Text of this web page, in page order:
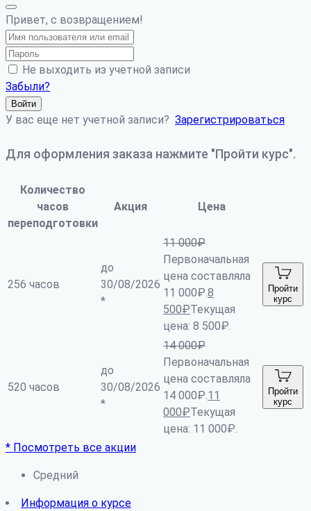
Привет, с возвращением!
Не выходить из учетной записи
Забыли?
Войти
У вас еще нет учетной записи? Зарегистрироваться
Для оформления заказа нажмите "Пройти курс".
Количество
часов
переподготовки
Акция Цена
256 часов
до
30/08/2026
*
11 000₽
Первоначальная
цена составляла
11 000₽.8
500₽Текущая
цена: 8 500₽.
Пройти
курс
520 часов
до
30/08/2026
*
14 000₽
Первоначальная
цена составляла
14 000₽.11
000₽Текущая
цена: 11 000₽.
Пройти
курс
* Посмотреть все акции
Средний
Информация о курсе